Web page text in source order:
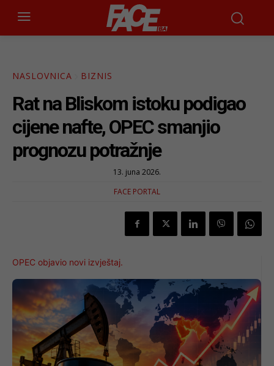
NASLOVNICA BIZNIS
Rat na Bliskom istoku podigao
cijene nafte, OPEC smanjio
prognozu potražnje
13. juna 2026.
FACE PORTAL
OPEC objavio novi izvještaj.